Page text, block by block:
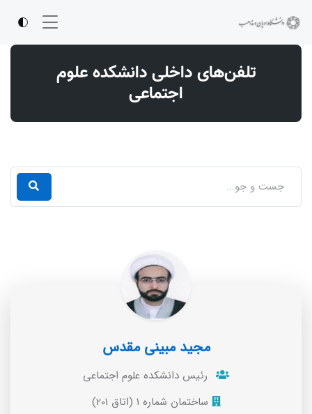
تلفن‌های داخلی دانشکده علوم
اجتماعی
مجید مبینی مقدس
رئیس دانشکده علوم اجتماعی
ساختمان شماره 1 (اتاق 201)